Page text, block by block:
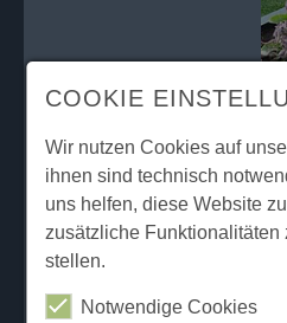
COOKIE
Wir nutzen Cookies auf
ihnen sind technisch
uns helfen, diese Website
zusätzliche Funktionalitäten
stellen.
Notwendige Cookies